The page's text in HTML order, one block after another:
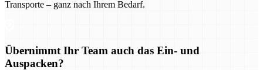
Transporte – ganz nach Ihrem Bedarf.
Übernimmt Ihr Team auch das Ein- und
Auspacken?